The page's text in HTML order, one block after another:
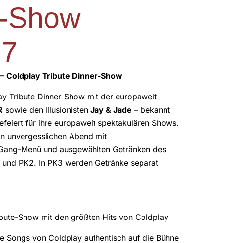
Show
– Coldplay Tribute Dinner-Show
Tribute Dinner-Show mit der europaweit
sowie den Illusionisten Jay & Jade – bekannt
für ihre europaweit spektakulären Shows.
unvergesslichen Abend mit
Menü und ausgewählten Getränken des
PK2. In PK3 werden Getränke separat
Show mit den größten Hits von Coldplay
Songs von Coldplay authentisch auf die Bühne